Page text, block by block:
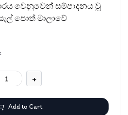
වෙනුවෙන් සම්පාදනය වූ
පොත් මාලාවේ
+
Add to Cart